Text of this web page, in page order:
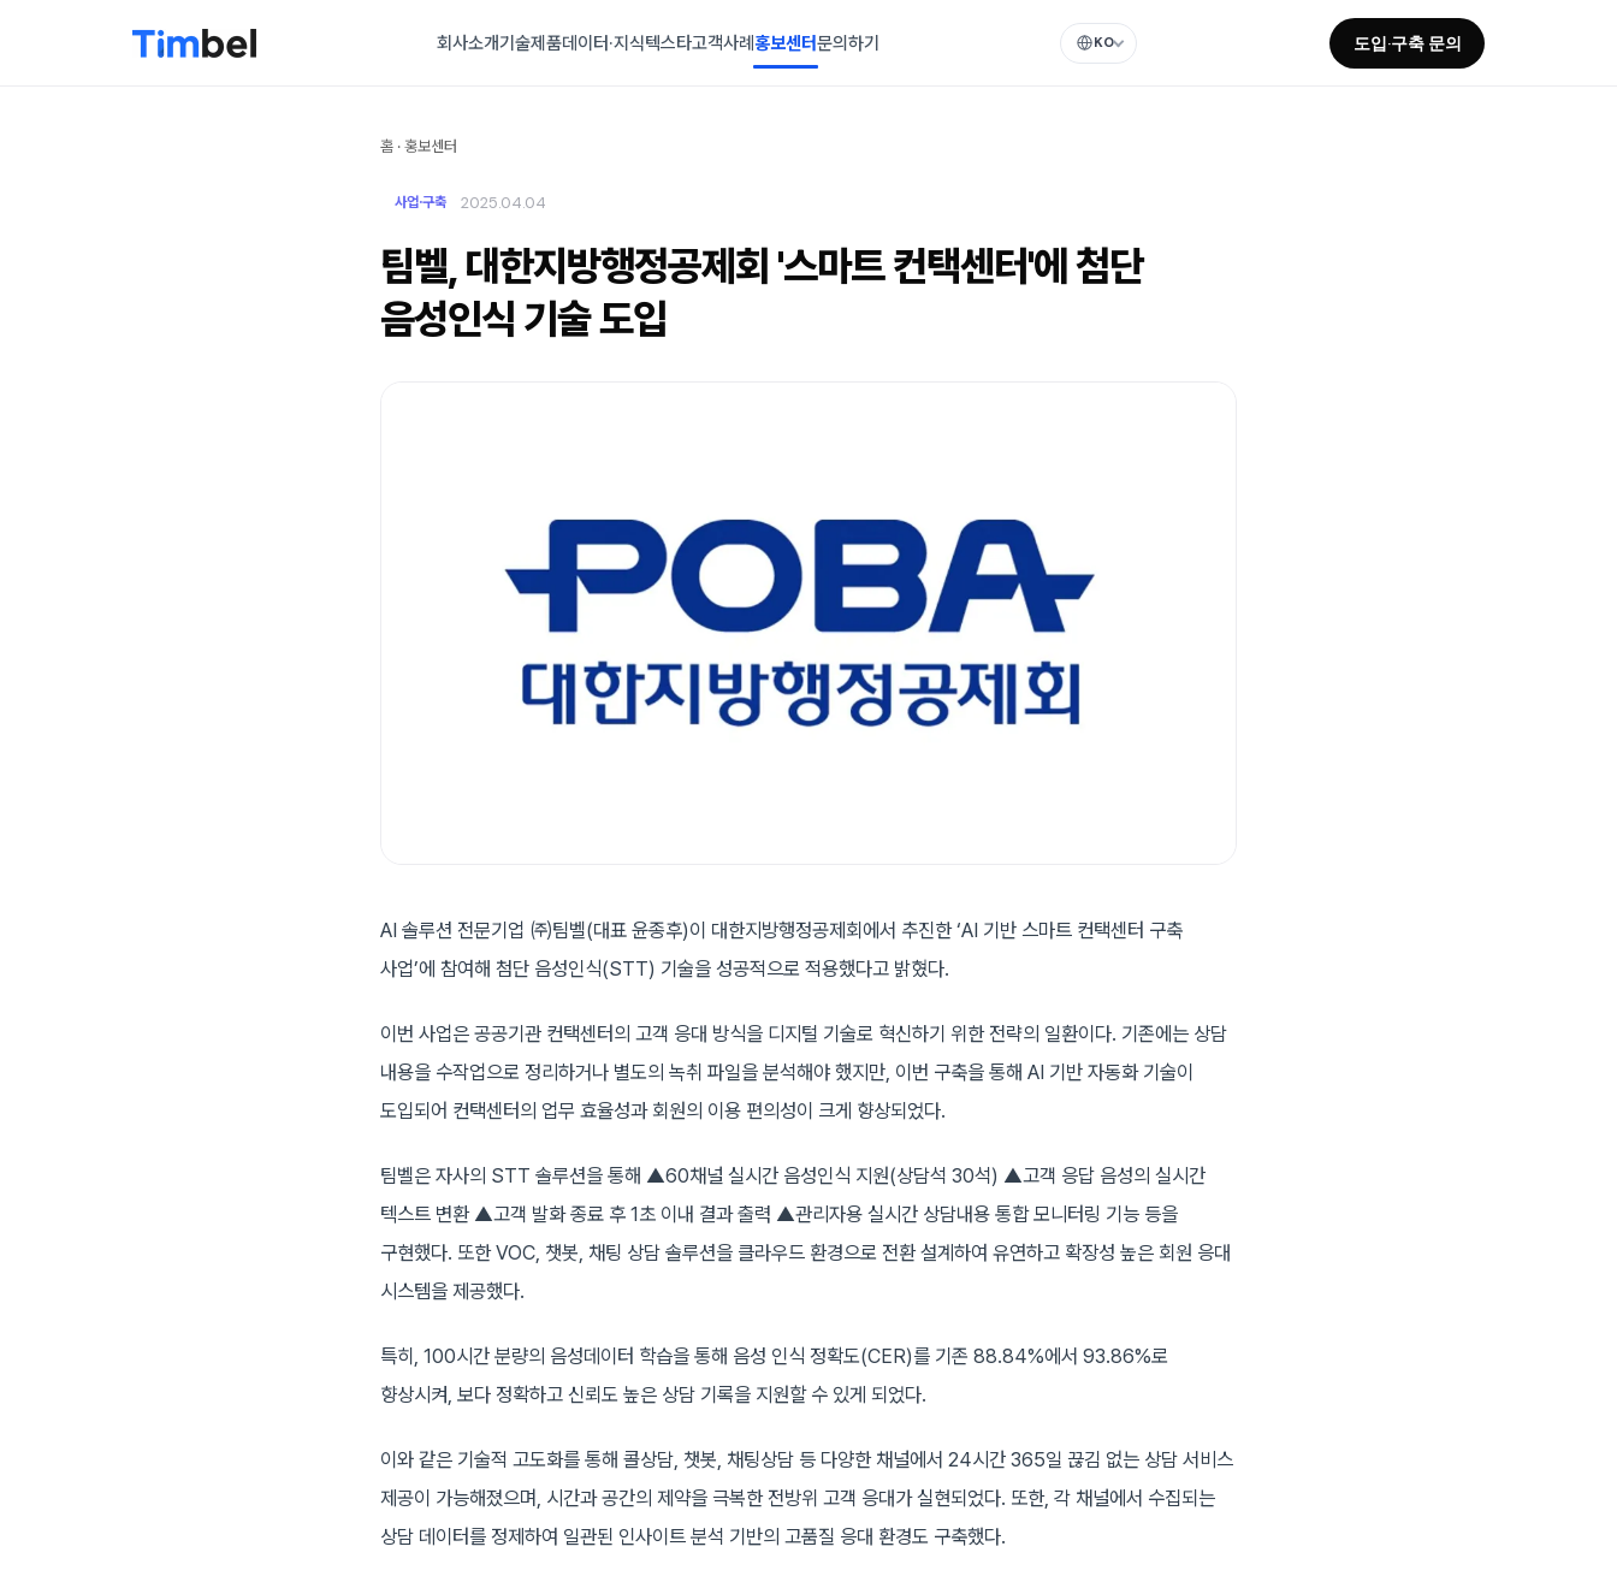
회사소개기술제품데이터·지식텍스타고객사례홍보센터문의하기 KO 도입·구축 문의
홈 · 홍보센터
사업·구축 2025.04.04
팀벨, 대한지방행정공제회 '스마트 컨택센터'에 첨단
음성인식 기술 도입
AI 솔루션 전문기업 ㈜팀벨(대표 윤종후)이 대한지방행정공제회에서 추진한 ‘AI 기반 스마트 컨택센터 구축
사업’에 참여해 첨단 음성인식(STT) 기술을 성공적으로 적용했다고 밝혔다.
이번 사업은 공공기관 컨택센터의 고객 응대 방식을 디지털 기술로 혁신하기 위한 전략의 일환이다. 기존에는 상담
내용을 수작업으로 정리하거나 별도의 녹취 파일을 분석해야 했지만, 이번 구축을 통해 AI 기반 자동화 기술이
도입되어 컨택센터의 업무 효율성과 회원의 이용 편의성이 크게 향상되었다.
팀벨은 자사의 STT 솔루션을 통해 ▲60채널 실시간 음성인식 지원(상담석 30석) ▲고객 응답 음성의 실시간
텍스트 변환 ▲고객 발화 종료 후 1초 이내 결과 출력 ▲관리자용 실시간 상담내용 통합 모니터링 기능 등을
구현했다. 또한 VOC, 챗봇, 채팅 상담 솔루션을 클라우드 환경으로 전환 설계하여 유연하고 확장성 높은 회원 응대
시스템을 제공했다.
특히, 100시간 분량의 음성데이터 학습을 통해 음성 인식 정확도(CER)를 기존 88.84%에서 93.86%로
향상시켜, 보다 정확하고 신뢰도 높은 상담 기록을 지원할 수 있게 되었다.
이와 같은 기술적 고도화를 통해 콜상담, 챗봇, 채팅상담 등 다양한 채널에서 24시간 365일 끊김 없는 상담 서비스
제공이 가능해졌으며, 시간과 공간의 제약을 극복한 전방위 고객 응대가 실현되었다. 또한, 각 채널에서 수집되는
상담 데이터를 정제하여 일관된 인사이트 분석 기반의 고품질 응대 환경도 구축했다.